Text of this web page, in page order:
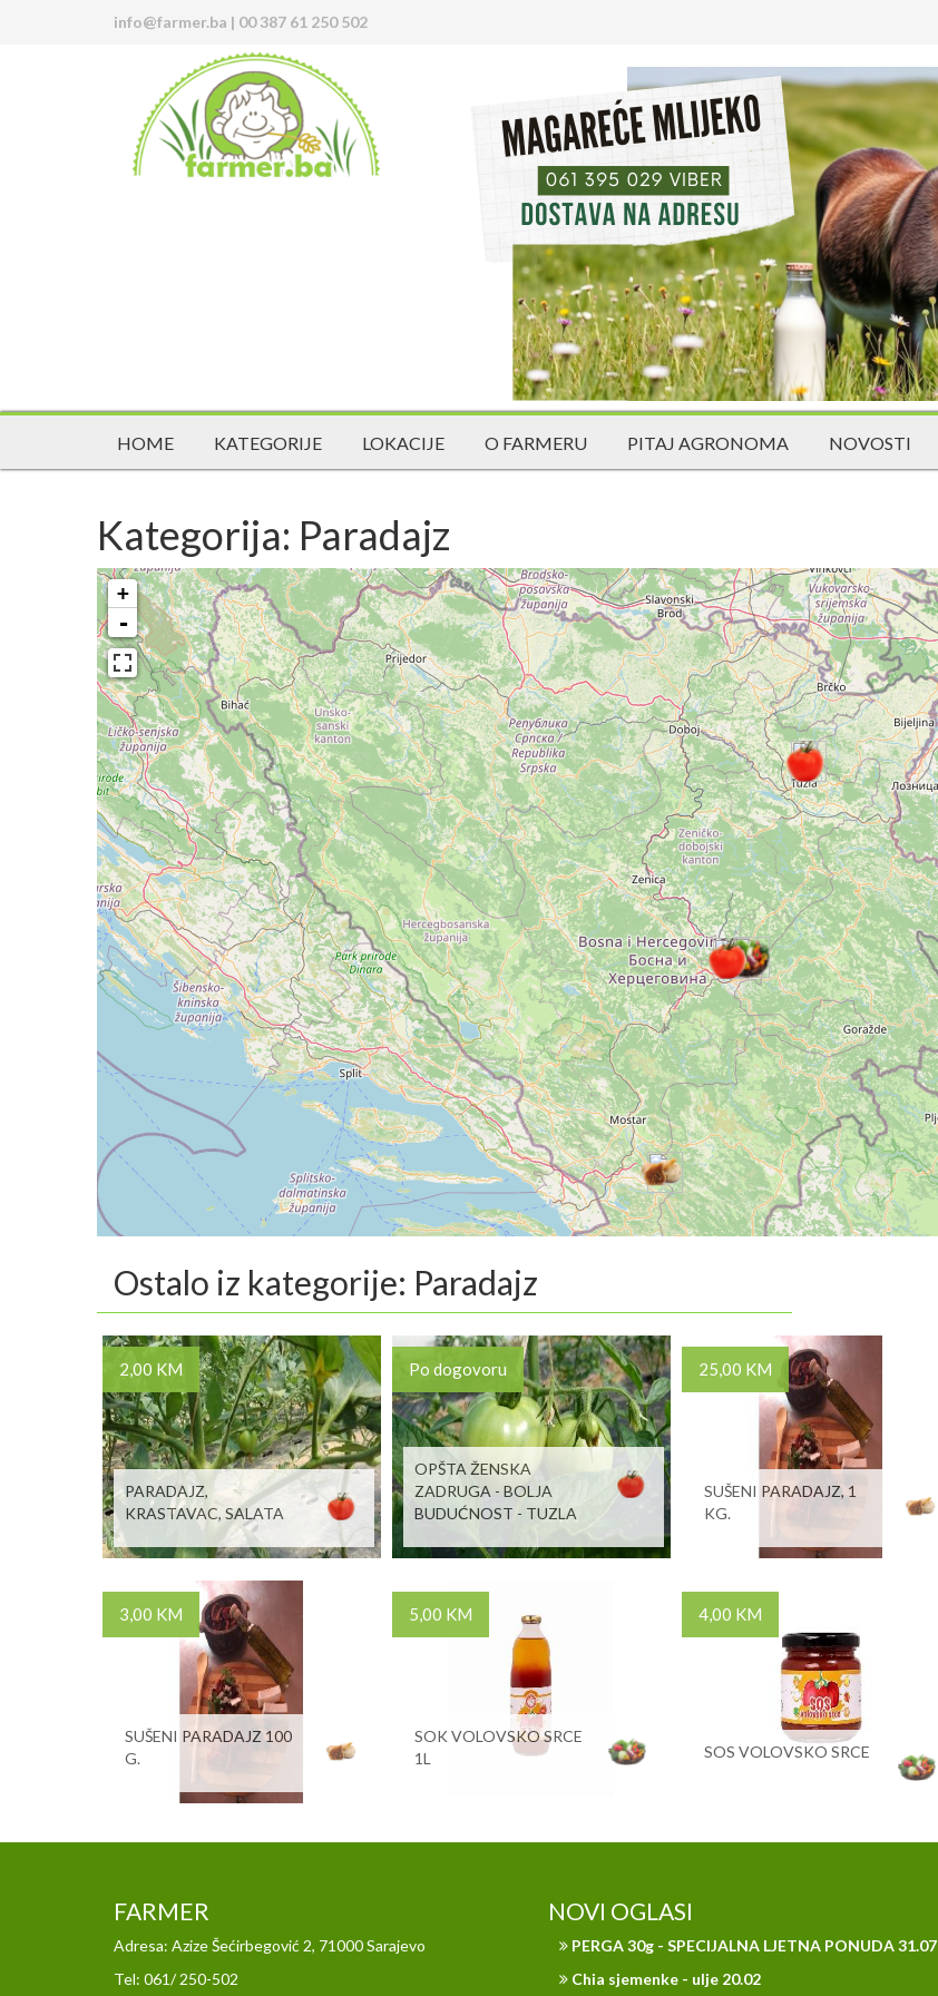
info@farmer.ba | 00 387 61 250 502
HOME KATEGORIJE LOKACIJE O FARMERU PITAJ AGRONOMA NOVOSTI
Kategorija: Paradajz
+
-
Ostalo iz kategorije: Paradajz
2,00 KM
PARADAJZ,
KRASTAVAC, SALATA
Po dogovoru
OPŠTA ŽENSKA
ZADRUGA - BOLJA
BUDUĆNOST - TUZLA
25,00 KM
SUŠENI PARADAJZ, 1
KG.
3,00 KM
SUŠENI PARADAJZ 100
G.
5,00 KM
SOK VOLOVSKO SRCE
1L
4,00 KM
SOS VOLOVSKO SRCE
FARMER
Adresa: Azize Šećirbegović 2, 71000 Sarajevo
Tel: 061/ 250-502
NOVI OGLASI
PERGA 30g - SPECIJALNA LJETNA PONUDA 31.07
Chia sjemenke - ulje 20.02